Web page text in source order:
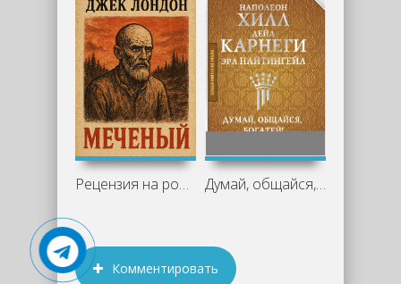
Рецензия на роман Джека Лондона Думай, общайся, богатей! 6 бестселлеров
Комментировать